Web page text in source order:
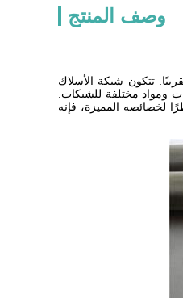
وصف المنتج
تتكون شبكة الأسلاك
ومواد مختلفة للشبكات.
لخصائصه المميزة، فإنه